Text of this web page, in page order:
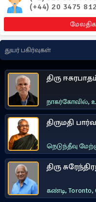
(+44) 20 3475
துயர் பகிர்வுகள்
திரு
நாகர்கோவில்,
திருமதி
நெடுந்தீவு
திரு
கண்டி, Toronto,